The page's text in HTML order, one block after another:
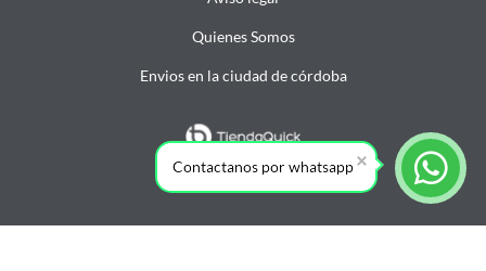
Quienes Somos
Envios en la ciudad de córdoba
Contactanos por whatsapp